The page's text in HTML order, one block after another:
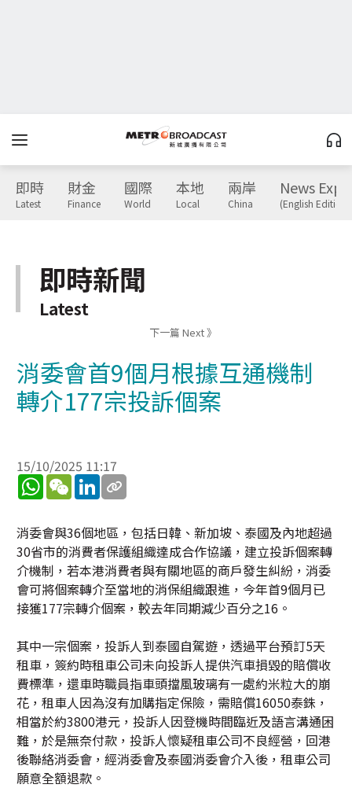
即時
Latest
財金
Finance
國際
World
本地
Local
兩岸
China
News
(English Edition)
即時新聞
Latest
下一篇 Next 》
消委會首9個月根據互通機制
轉介177宗投訴個案
15/10/2025 11:17
WhatsApp
WeChatLinkedIn
消委會與36個地區，包括日韓、新加坡、泰國及內地超過
30省市的消費者保護組織達成合作協議，建立投訴個案轉
介機制，若本港消費者與有關地區的商戶發生糾紛，消委
會可將個案轉介至當地的消保組織跟進，今年首9個月已
接獲177宗轉介個案，較去年同期減少百分之16。
其中一宗個案，投訴人到泰國自駕遊，透過平台預訂5天
租車，簽約時租車公司未向投訴人提供汽車損毀的賠償收
費標準，還車時職員指車頭擋風玻璃有一處約米粒大的崩
花，租車人因為沒有加購指定保險，需賠償16050泰銖，
相當於約3800港元，投訴人因登機時間臨近及語言溝通困
難，於是無奈付款，投訴人懷疑租車公司不良經營，回港
後聯絡消委會，經消委會及泰國消委會介入後，租車公司
願意全額退款。